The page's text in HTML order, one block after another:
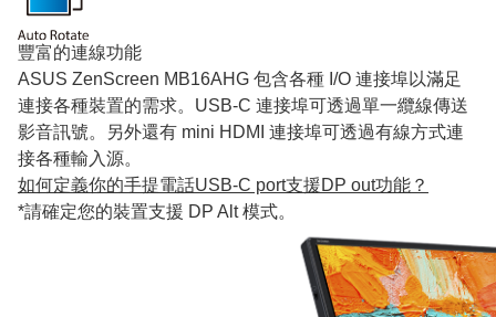
豐富的連線功能
ASUS ZenScreen MB16AHG 包含各種 I/O 連接埠以滿足
連接各種裝置的需求。USB-C 連接埠可透過單一纜線傳送
影音訊號。另外還有 mini HDMI 連接埠可透過有線方式連
接各種輸入源。
如何定義你的手提電話USB-C port支援DP out功能？
*請確定您的裝置支援 DP Alt 模式。